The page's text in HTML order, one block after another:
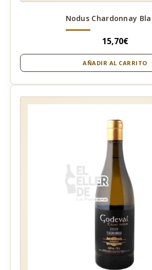
Nodus Chardonnay
15,70€
AÑADIR AL CARRITO